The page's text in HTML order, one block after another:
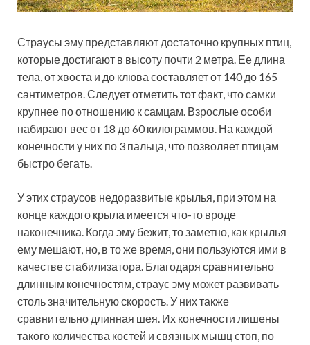
Страусы эму представляют достаточно крупных птиц,
которые достигают в высоту почти 2 метра. Ее длина
тела, от хвоста и до клюва составляет от 140 до 165
сантиметров. Следует отметить тот факт, что самки
крупнее по отношению к самцам. Взрослые особи
набирают вес от 18 до 60 килограммов. На каждой
конечности у них по 3 пальца, что позволяет птицам
быстро бегать.
У этих страусов недоразвитые крылья, при этом на
конце каждого крыла имеется что-то вроде
наконечника. Когда эму бежит, то заметно, как крылья
ему мешают, но, в то же время, они пользуются ими в
качестве стабилизатора. Благодаря сравнительно
длинным конечностям, страус эму может развивать
столь значительную скорость. У них также
сравнительно длинная шея. Их конечности лишены
такого количества костей и связных мышц стоп, по